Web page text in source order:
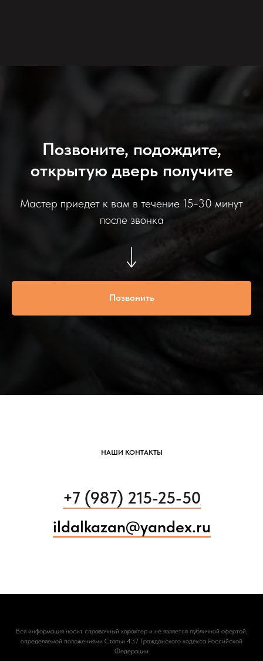
Позвоните, подождите,
открытую дверь получите
Мастер приедет к вам в течение 15-30 минут
после звонка
Позвонить
НАШИ КОНТАКТЫ
+7 (987) 215-25-50
ildalkazan@yandex.ru
Вся информация носит справочный характер и не является публичной офертой,
определяемой положениями Статьи 437 Гражданского кодекса Российской
Федерации